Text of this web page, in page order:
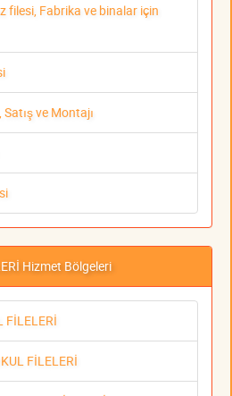
filesi, Fabrika ve binalar için
ve Montajı
Hizmet Bölgeleri
FİLELERİ
FİLELERİ